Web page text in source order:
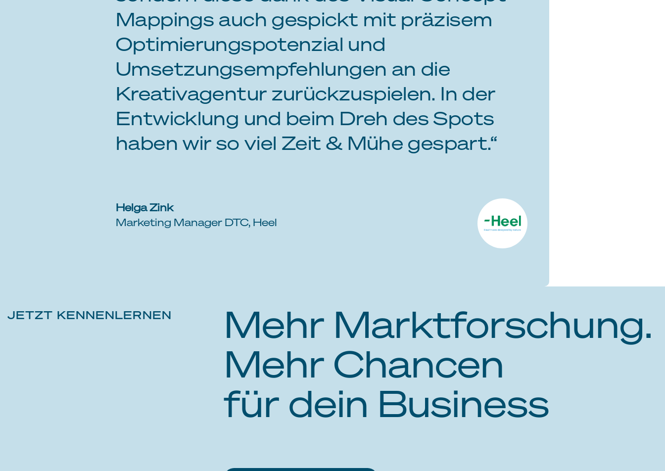
Mappings auch gespickt mit präzisem
Optimierungspotenzial und
Umsetzungsempfehlungen an die
Kreativagentur zurückzuspielen. In der
Entwicklung und beim Dreh des Spots
haben wir so viel Zeit & Mühe gespart.“
Helga Zink
Marketing Manager DTC, Heel
JETZT KENNENLERNEN
Mehr Marktforschung.
Mehr Chancen
für dein Business